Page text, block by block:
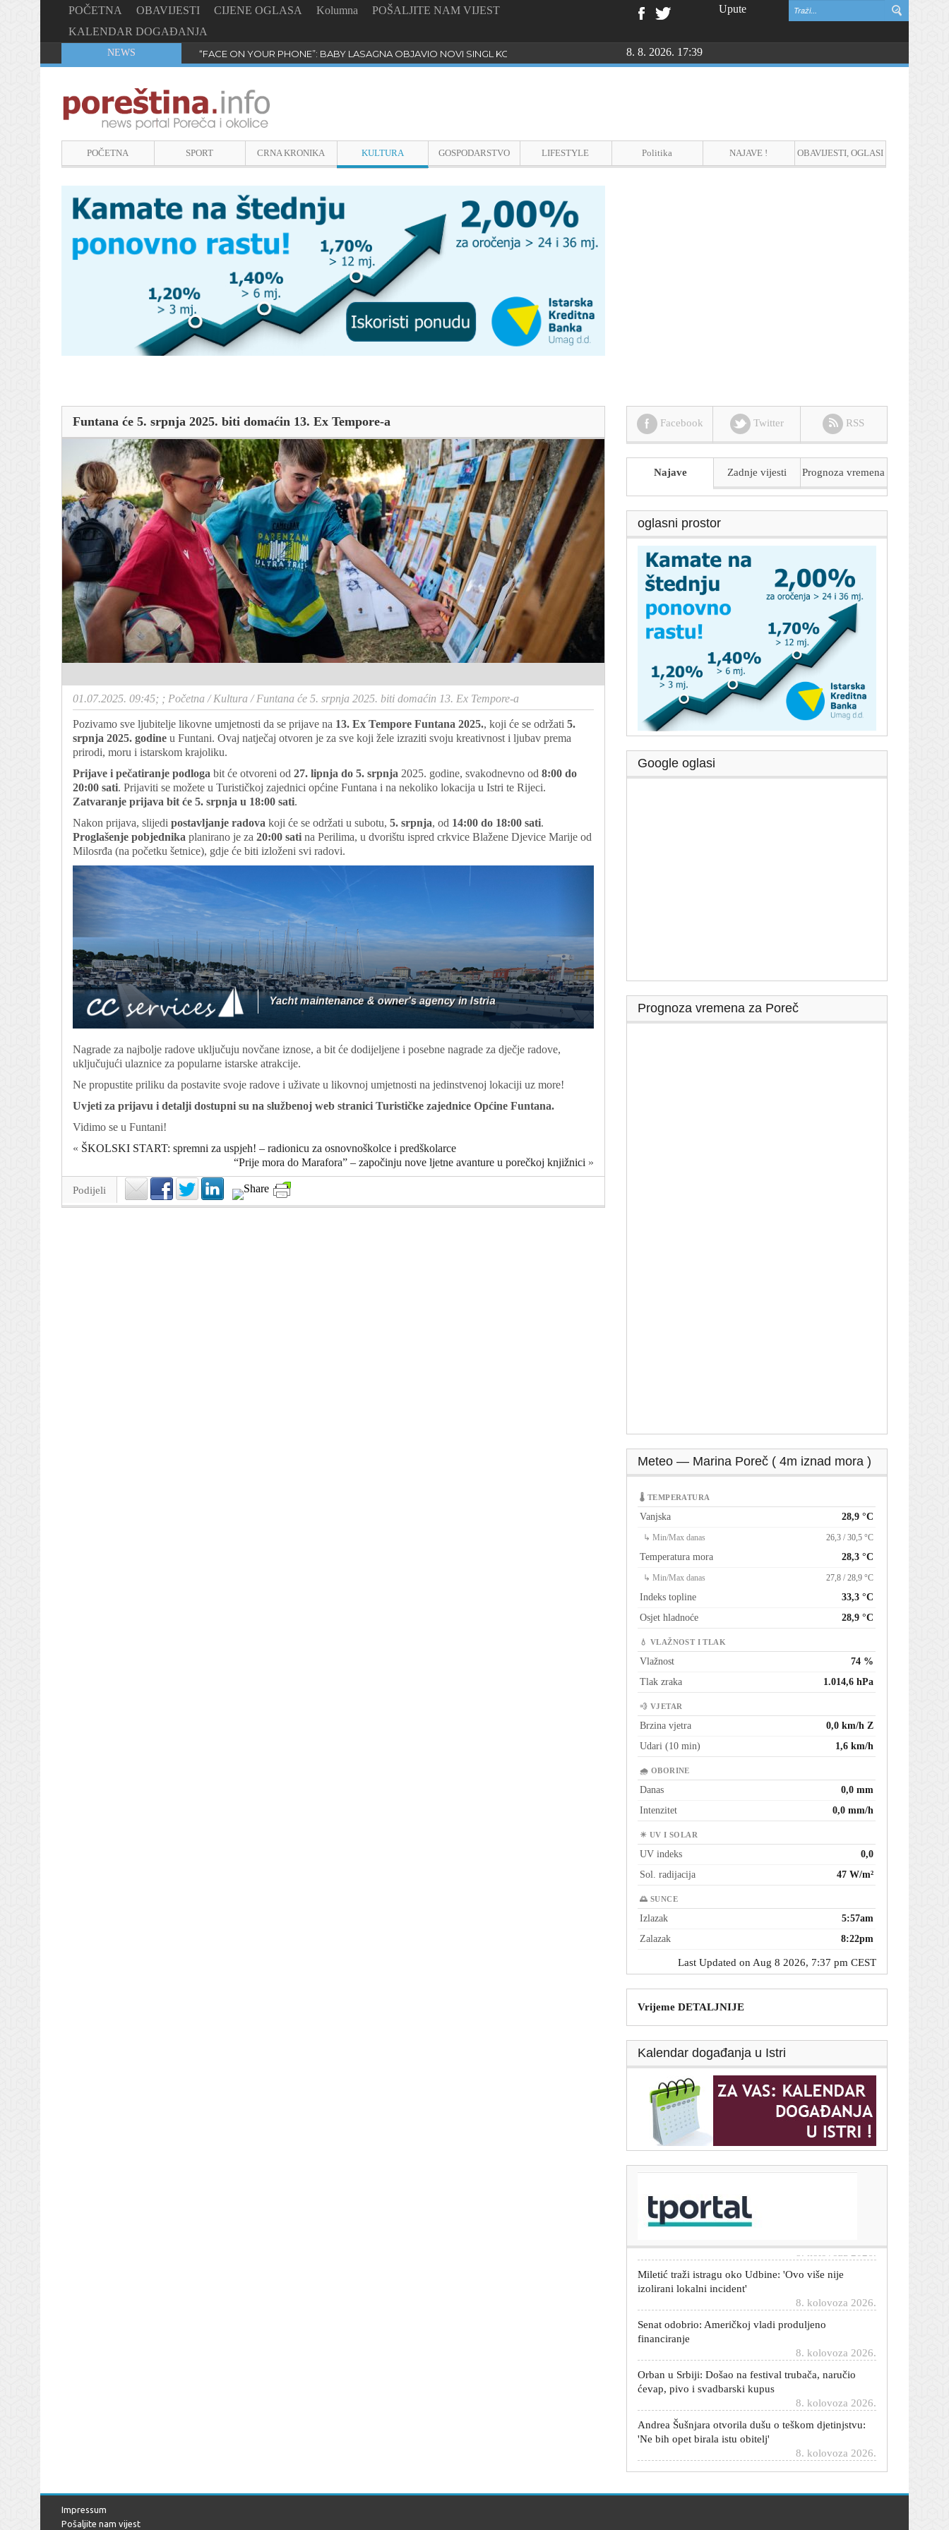
POČETNA OBAVIJESTI CIJENE OGLASA Kolumna
POŠALJITE NAM VIJEST
KALENDAR DOGAĐANJA
Upute
NEWS “FACE ON YOUR PHONE”: BABY LASAGNA OBJAVIO NOVI SINGL KOJI PROGOVARA O BULLYINGU8. 8. 2026. 17:39
POČETNA SPORT CRNA KRONIKA KULTURA GOSPODARSTVO LIFESTYLE Politika NAJAVE ! OBAVIJESTI, OGLASI
Funtana će 5. srpnja 2025. biti domaćin 13. Ex Tempore-a
01.07.2025. 09:45; ; Početna /Kultura /Funtana će 5. srpnja 2025. biti domaćin 13. Ex Tempore-a
Pozivamo sve ljubitelje likovne umjetnosti da se prijave na 13. Ex Tempore Funtana 2025., koji će se održati 5.
srpnja 2025. godine u Funtani. Ovaj natječaj otvoren je za sve koji žele izraziti svoju kreativnost i ljubav prema
prirodi, moru i istarskom krajoliku.
Prijave i pečatiranje podloga bit će otvoreni od 27. lipnja do 5. srpnja 2025. godine, svakodnevno od 8:00 do
20:00 sati. Prijaviti se možete u Turističkoj zajednici općine Funtana i na nekoliko lokacija u Istri te Rijeci.
Zatvaranje prijava bit će 5. srpnja u 18:00 sati.
Nakon prijava, slijedi postavljanje radova koji će se održati u subotu, 5. srpnja, od 14:00 do 18:00 sati.
Proglašenje pobjednika planirano je za 20:00 sati na Perilima, u dvorištu ispred crkvice Blažene Djevice Marije od
Milosrđa (na početku šetnice), gdje će biti izloženi svi radovi.
Nagrade za najbolje radove uključuju novčane iznose, a bit će dodijeljene i posebne nagrade za dječje radove,
uključujući ulaznice za popularne istarske atrakcije.
Ne propustite priliku da postavite svoje radove i uživate u likovnoj umjetnosti na jedinstvenoj lokaciji uz more!
Uvjeti za prijavu i detalji dostupni su na službenoj web stranici Turističke zajednice Općine Funtana.
Vidimo se u Funtani!
« ŠKOLSKI START: spremni za uspjeh! – radionicu za osnovnoškolce i predškolarce
“Prije mora do Marafora” – započinju nove ljetne avanture u porečkoj knjižnici »
Podijeli
Facebook Twitter RSS
Najave Zadnje vijesti Prognoza vremena
oglasni prostor
Google oglasi
Prognoza vremena za Poreč
Meteo — Marina Poreč ( 4m iznad mora )
🌡 TEMPERATURA
Vanjska 28,9 °C
↳ Min/Max danas 26,3 / 30,5 °C
Temperatura mora 28,3 °C
↳ Min/Max danas 27,8 / 28,9 °C
Indeks topline
33,3 °C
Osjet hladnoće
28,9 °C
💧 VLAŽNOST I TLAK
Vlažnost
74 %
Tlak zraka
1.014,6 hPa
💨 VJETAR
Brzina vjetra
0,0 km/h Z
Udari (10 min)
1,6 km/h
🌧 OBORINE
Danas
0,0 mm
Intenzitet
0,0 mm/h
☀ UV I SOLAR
UV indeks
0,0
Sol. radijacija
47 W/m²
🌅 SUNCE
Izlazak
5:57am
Zalazak
8:22pm
Last Updated on Aug 8 2026, 7:37 pm CEST
Vrijeme DETALJNIJE
Kalendar događanja u Istri
Modrić u Australiji: 'Koliko hrvatskih navijača,
prekrasno...'
Miletić traži istragu oko Udbine: 'Ovo više nije
izolirani lokalni incident'
8. kolovoza 2026.
Senat odobrio: Američkoj vladi produljeno
financiranje
8. kolovoza 2026.
Orban u Srbiji: Došao na festival trubača, naručio
ćevap, pivo i svadbarski kupus
8. kolovoza 2026.
Andrea Šušnjara otvorila dušu o teškom djetinjstvu:
'Ne bih opet birala istu obitelj'
8. kolovoza 2026.
BBB i Torcida se mlatili na zagrebačkom aerodromu.
Procurio video sukoba
Impressum
Pošaljite nam vijest